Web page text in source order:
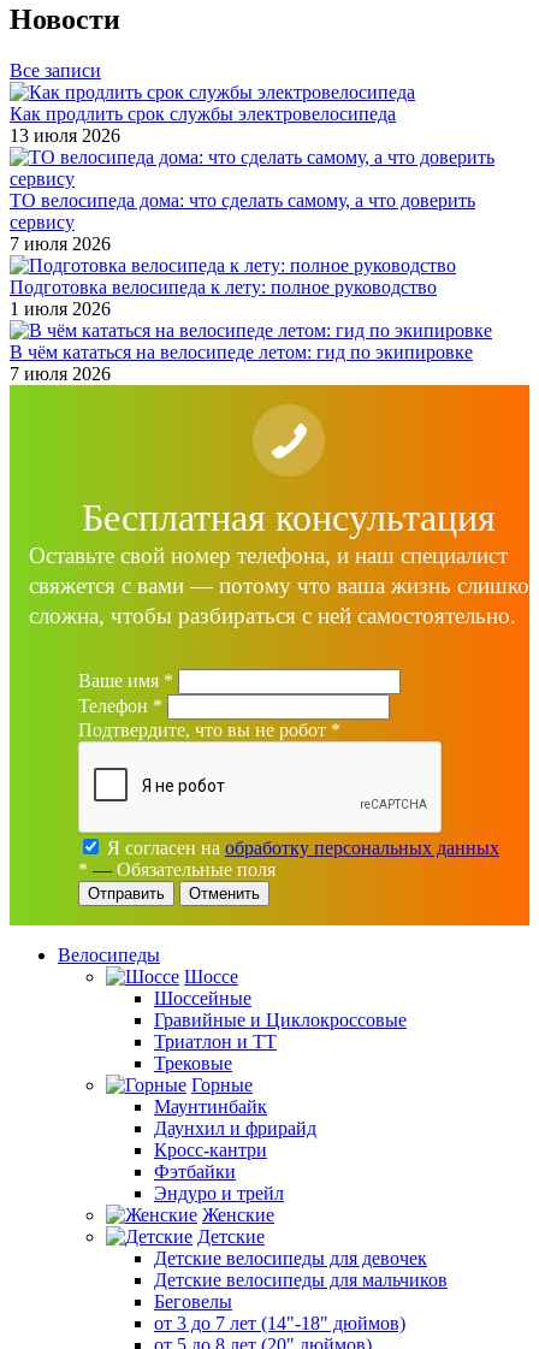
Новости
Все записи
Как продлить срок службы электровелосипеда
13 июля 2026
ТО велосипеда дома: что сделать самому, а что доверить
сервису
7 июля 2026
Подготовка велосипеда к лету: полное руководство
1 июля 2026
В чём кататься на велосипеде летом: гид по экипировке
7 июля 2026
Бесплатная консультация
Оставьте свой номер телефона, и наш специалист
свяжется с вами — потому что ваша жизнь
сложна, чтобы разбираться с ней самостоятельно.
Ваше имя *
Телефон *
Подтвердите, что вы не робот *
Я согласен на обработку персональных данных
* — Обязательные поля
Отменить
Велосипеды
Шоссе
Шоссейные
Гравийные и Циклокроссовые
Триатлон и ТТ
Трековые
Горные
Маунтинбайк
Даунхил и фрирайд
Кросс-кантри
Фэтбайки
Эндуро и трейл
Женские
Детские
Детские велосипеды для девочек
Детские велосипеды для мальчиков
Беговелы
от 3 до 7 лет (14"-18" дюймов)